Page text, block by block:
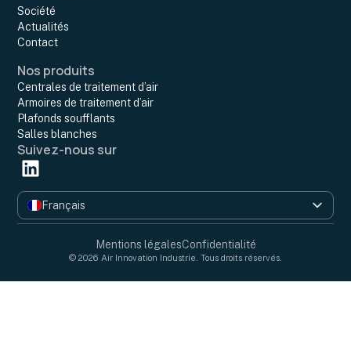
Société
Actualités
Contact
Nos produits
Centrales de traitement d’air
Armoires de traitement d’air
Plafonds soufflants
Salles blanches
Suivez-nous sur
Français
English
Mentions légalesConfidentialité
© 2026 Air Innovation Industrie. Tous droits réservés.